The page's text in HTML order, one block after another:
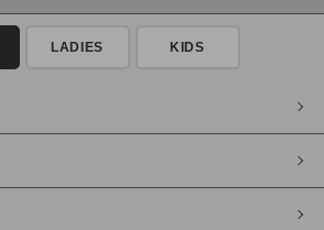
在庫なし含む
LADIES KIDS